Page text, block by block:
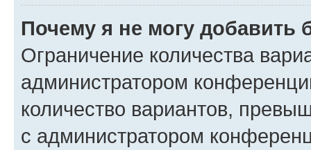
Почему я не могу добавить
Ограничение количества
администратором
количество вариантов,
с администратором